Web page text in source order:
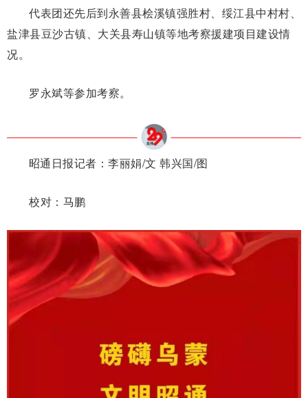
代表团还先后到永善县桧溪镇强胜村、绥江县中村村、
盐津县豆沙古镇、大关县寿山镇等地考察援建项目建设情
况。
罗永斌等参加考察。
昭通日报记者：李丽娟/文 韩兴国/图
校对：马鹏